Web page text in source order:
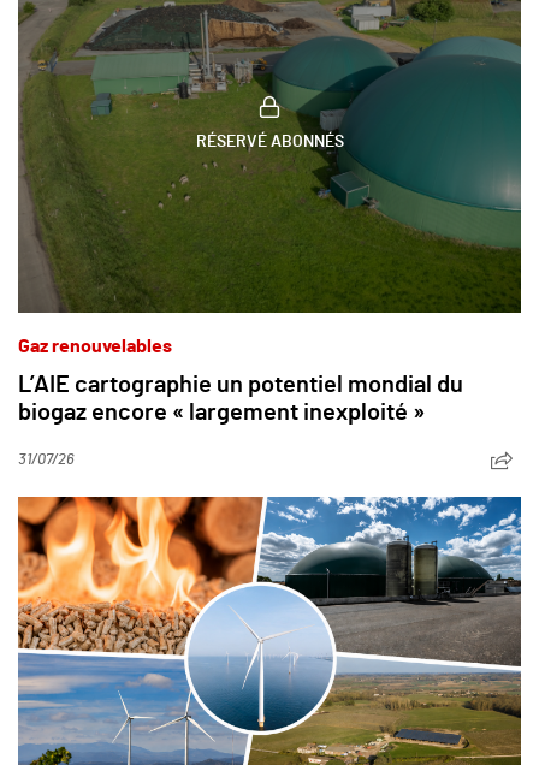
RÉSERVÉ ABONNÉS
Gaz renouvelables
L’AIE cartographie un potentiel mondial du
biogaz encore « largement inexploité »
31/07/26